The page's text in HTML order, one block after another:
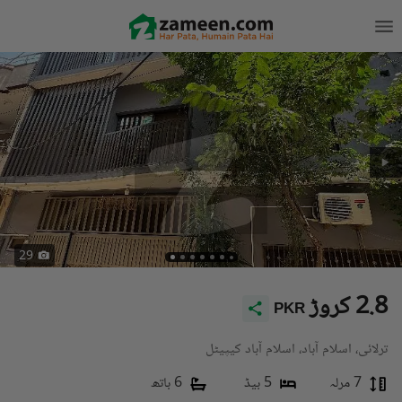
29
PKR 2.8 کروڑ
ترلائی، اسلام آباد، اسلام آباد کیپیٹل
7 مرلہ
5 بیڈ 6 باتھ